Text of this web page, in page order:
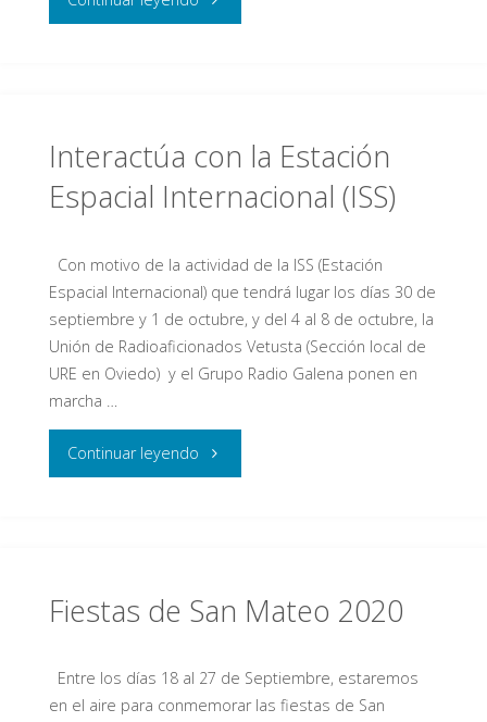
Interactúa con la Estación
Espacial Internacional (ISS)
Con motivo de la actividad de la ISS (Estación
Espacial Internacional) que tendrá lugar los días 30 de
septiembre y 1 de octubre, y del 4 al 8 de octubre, la
Unión de Radioaficionados Vetusta (Sección local de
URE en Oviedo) y el Grupo Radio Galena ponen en
marcha …
Continuar leyendo "Interactúa
Internacional
Fiestas de San Mateo 2020
Entre los días 18 al 27 de Septiembre, estaremos
en el aire para conmemorar las fiestas de San